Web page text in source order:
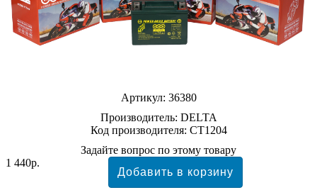
Артикул: 36380
Производитель: DELTA
Код производителя: CT1204
Задайте вопрос по этому товару
1 440р.